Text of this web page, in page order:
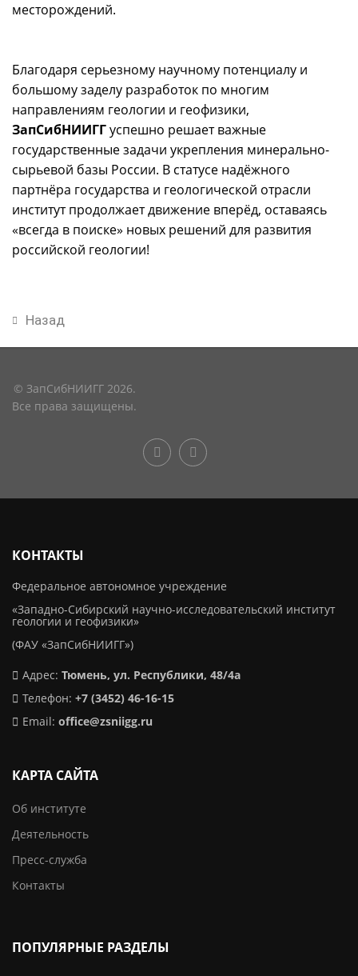
месторождений.
Благодаря серьезному научному потенциалу и
большому заделу разработок по многим
направлениям геологии и геофизики,
ЗапСибНИИГГуспешно решает важные
государственные задачи укрепления минерально-
сырьевой базы России. В статусе надёжного
партнёра государства и геологической отрасли
институт продолжает движение вперёд, оставаясь
«всегда в поиске» новых решений для развития
российской геологии!
Назад
© ЗапСибНИИГГ 2026.
Все права защищены.
КОНТАКТЫ
Федеральное автономное учреждение
«Западно-Сибирский научно-исследовательский институт
геологии и геофизики»
(ФАУ «ЗапСибНИИГГ»)
Адрес: Тюмень, ул. Республики, 48/4а
Телефон: +7 (3452) 46-16-15
Email: office@zsniigg.ru
КАРТА САЙТА
Об институте
Деятельность
Пресс-служба
Контакты
ПОПУЛЯРНЫЕ РАЗДЕЛЫ